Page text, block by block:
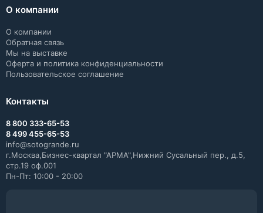
О компании
О компании
Обратная связь
Мы на выставке
Оферта и политика конфиденциальности
Пользовательское соглашение
Контакты
8 800 333-65-53
8 499 455-65-53
info@sotogrande.ru
г.Москва,Бизнес-квартал "АРМА",Нижний Сусальный пер., д.5,
стр.19 оф.001
Пн-Пт: 10:00 - 20:00